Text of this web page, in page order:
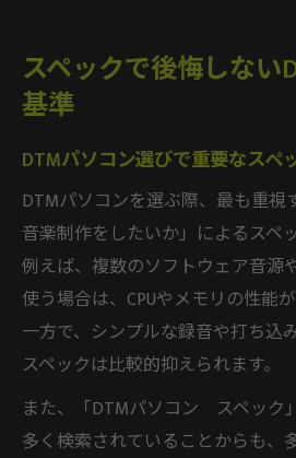
スペックで後悔しない
基準
DTMパソコン選びで重要なスペ
DTMパソコンを選ぶ際、最も重視
音楽制作をしたいか」によるスペ
例えば、複数のソフトウェア音源
使う場合は、CPUやメモリの性能
一方で、シンプルな録音や打ち込
スペックは比較的抑えられます。
また、「DTMパソコン スペック
多く検索されていることからも、